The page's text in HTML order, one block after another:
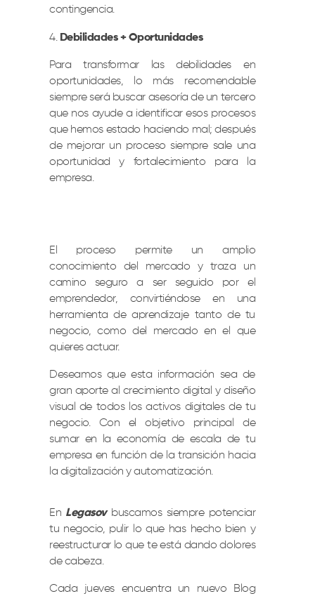
contingencia.
Debilidades + Oportunidades
Para transformar las debilidades en
oportunidades, lo más recomendable
siempre será buscar asesoría de un tercero
que nos ayude a identificar esos procesos
que hemos estado haciendo mal; después
de mejorar un proceso siempre sale una
oportunidad y fortalecimiento para la
empresa.
El proceso permite un amplio
conocimiento del mercado y traza un
camino seguro a ser seguido por el
emprendedor, convirtiéndose en una
herramienta de aprendizaje tanto de tu
negocio, como del mercado en el que
quieres actuar.
Deseamos que esta información sea de
gran aporte al crecimiento digital y diseño
visual de todos los activos digitales de tu
negocio. Con el objetivo principal de
sumar en la economía de escala de tu
empresa en función de la transición hacia
la digitalización y automatización.
En Legasovbuscamos siempre potenciar
tu negocio, pulir lo que has hecho bien y
reestructurar lo que te está dando dolores
de cabeza.
Cada jueves encuentra un nuevo Blog